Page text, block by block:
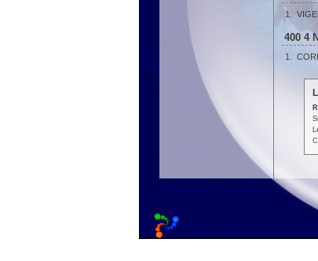
1.
400 4
1.